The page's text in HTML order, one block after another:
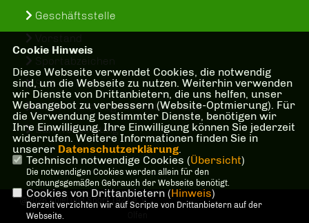
Geschäftsstelle
Sportabzeichen
SuS-In-Treff
Kinder- und Jugenschutzkonzept
Bankverbindung
@2026 Spiel und Sport 1927 e. V.
Cookie Hinweis
Diese Webseite verwendet Cookies, die notwendig
sind, um die Webseite zu nutzen. Weiterhin verwenden
wir Dienste von Drittanbietern, die uns helfen, unser
Webangebot zu verbessern (Website-Optmierung). Für
die Verwendung bestimmter Dienste, benötigen wir
Ihre Einwilligung. Ihre Einwilligung können Sie jederzeit
widerrufen. Weitere Informationen finden Sie in
unserer Datenschutzerklärung.
Technisch notwendige Cookies (Übersicht)
Die notwendigen Cookies werden allein für den
ordnungsgemäßen Gebrauch der Webseite benötigt.
Cookies von Drittanbietern (Hinweis)
Derzeit verzichten wir auf Scripte von Drittanbietern auf der
Webseite.